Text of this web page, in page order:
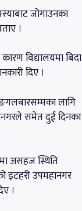
जोगाउनका
।
विद्यालयमा बिदा
दिए ।
लागि
समेत दुई दिनका
असहज स्थिति
इटहरी उपमहानगर
।